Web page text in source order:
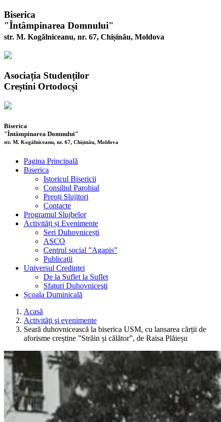
Biserica
"Întâmpinarea Domnului"
str. M. Kogălniceanu, nr. 67, Chișinău, Moldova
Asociația Studenților
Creștini Ortodocși
Biserica
"Întâmpinarea Domnului"
str. M. Kogălniceanu, nr. 67, Chișinău, Moldova
Pagina Principală
Biserica
Istoricul Bisericii
Consiliul Parohial
Preoți Slujitori
Contacte
Programul Slujbelor
Activități și Evenimente
Seri Duhovnicești
ASCO
Centrul social ”Agapis”
Publicaţii
Universul Credinţei
De la Suflet la Suflet
Sfaturi Duhovniceşti
Școala Duminicală
Acasă
Activităţi şi evenimente
Seară duhovnicească la biserica USM, cu lansarea cărții de
aforisme creștine ”Străin și călător”, de Raisa Plăieșu